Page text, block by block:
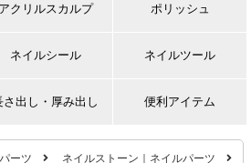
アクリルスカルプ ポリッシュ
ネイルシール ネイルツール
さ出し・厚み出し 便利アイテム
ーツ ネイルストーン｜ネイルパーツ